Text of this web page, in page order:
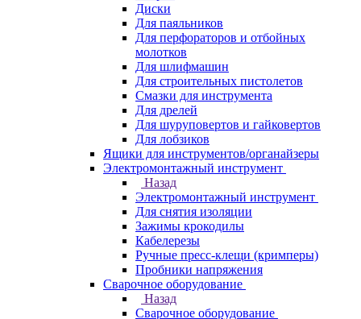
Диски
Для паяльников
Для перфораторов и отбойных
молотков
Для шлифмашин
Для строительных пистолетов
Смазки для инструмента
Для дрелей
Для шуруповертов и гайковертов
Для лобзиков
Ящики для инструментов/органайзеры
Электромонтажный инструмент
Назад
Электромонтажный инструмент
Для снятия изоляции
Зажимы крокодилы
Кабелерезы
Ручные пресс-клещи (кримперы)
Пробники напряжения
Сварочное оборудование
Назад
Сварочное оборудование